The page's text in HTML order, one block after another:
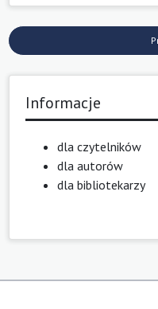
Informacje
dla czytelników
dla autorów
dla bibliotekarzy